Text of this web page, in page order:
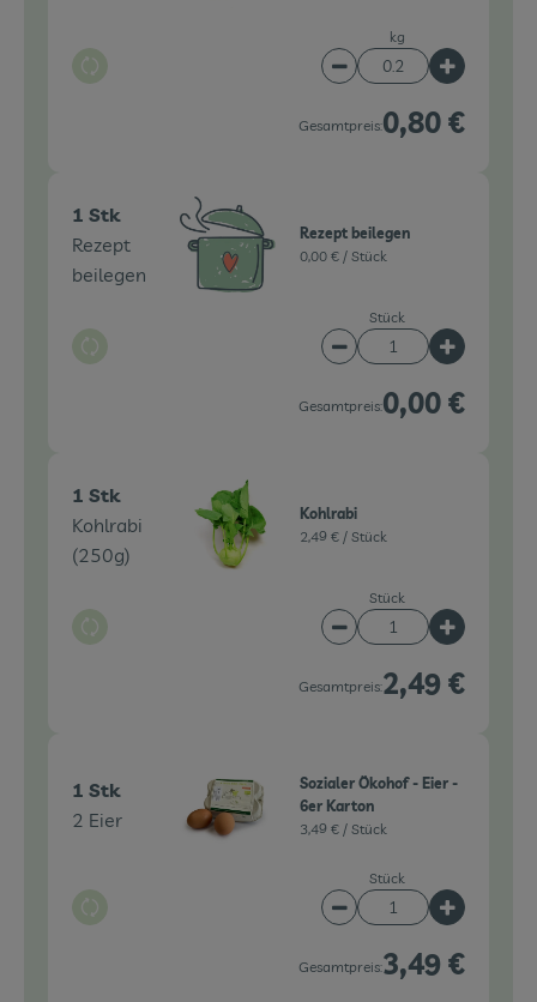
Auswahl ändern
kg
Artikelanzahl
Gesamtpreis:0,80 €
1 Stk
Rezept
beilegen
Auswahl ändern
Rezept beilegen
0,00 € / Stück
Stück
Artikelanzahl
Gesamtpreis:0,00 €
1 Stk
Kohlrabi
(250g)
Auswahl ändern
Kohlrabi
2,49 € / Stück
Stück
Artikelanzahl
Gesamtpreis:2,49 €
1 Stk
2 Eier
Auswahl ändern
Sozialer Ökohof - Eier -
6er Karton
3,49 € / Stück
Stück
Artikelanzahl
Gesamtpreis:3,49 €